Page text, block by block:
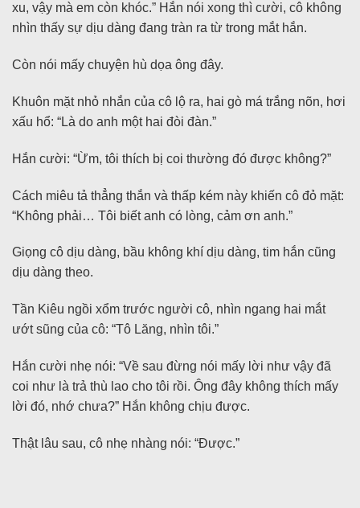
xu, vậy mà em còn khóc.” Hắn nói xong thì cười, cô không
nhìn thấy sự dịu dàng đang tràn ra từ trong mắt hắn.
Còn nói mấy chuyện hù dọa ông đây.
Khuôn mặt nhỏ nhắn của cô lộ ra, hai gò má trắng nõn, hơi
xấu hổ: “Là do anh một hai đòi đàn.”
Hắn cười: “Ừm, tôi thích bị coi thường đó được không?”
Cách miêu tả thẳng thắn và thấp kém này khiến cô đỏ mặt:
“Không phải… Tôi biết anh có lòng, cảm ơn anh.”
Giọng cô dịu dàng, bầu không khí dịu dàng, tim hắn cũng
dịu dàng theo.
Tần Kiêu ngồi xổm trước người cô, nhìn ngang hai mắt
ướt sũng của cô: “Tô Lăng, nhìn tôi.”
Hắn cười nhẹ nói: “Về sau đừng nói mấy lời như vậy đã
coi như là trả thù lao cho tôi rồi. Ông đây không thích mấy
lời đó, nhớ chưa?” Hắn không chịu được.
Thật lâu sau, cô nhẹ nhàng nói: “Được.”